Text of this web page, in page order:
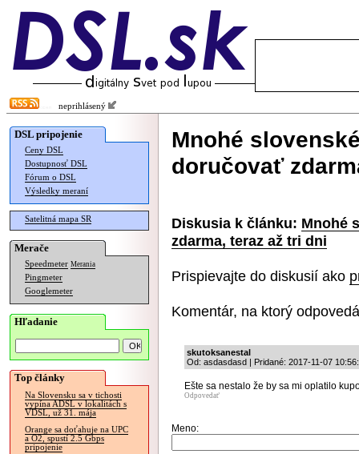
neprihlásený
DSL pripojenie
Ceny DSL
Dostupnosť DSL
Fórum o DSL
Výsledky meraní
Satelitná mapa SR
Merače
Speedmeter Merania
Pingmeter
Googlemeter
Hľadanie
Top články
Na Slovensku sa v tichosti
vypína ADSL v lokalitách s
VDSL, už 31. mája
Orange sa doťahuje na UPC
a O2, spustí 2.5 Gbps
pripojenie
Mnohé
doručovať
Diskusia k článku: Mnohé
zdarma, teraz až tri dni
Prispievajte do diskusií ako
Komentár, na ktorý
skutoksanestal
Od: asdasdasd | Pridané: 2017-11-07
Ešte sa nestalo že by sa mi oplatilo
Odpovedať
Meno: